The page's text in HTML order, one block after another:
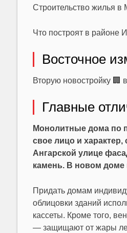
Строительство жилья в
Что построят в районе
Восточное
Вторую новостройку 🏢
Главные
Монолитные дома по
свое лицо и
Ангарской улице
камень. В новом доме
Придать домам
облицовки зданий
кассеты. Кроме того,
— защищают от жары